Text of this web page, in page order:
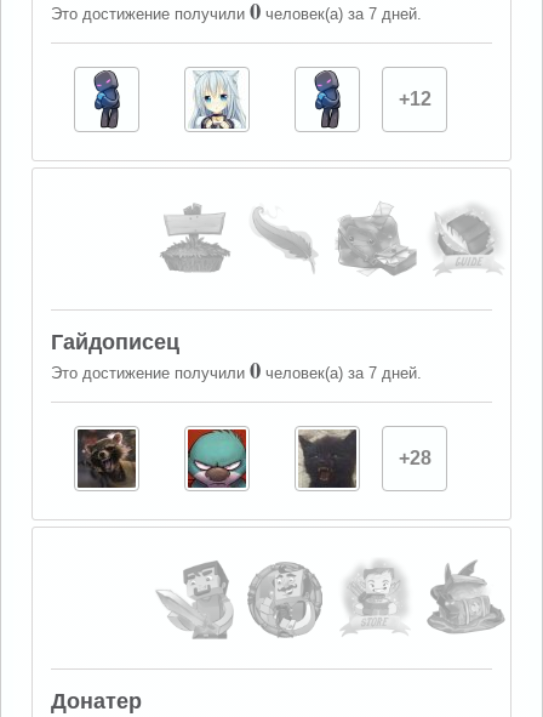
Это достижение получили 0 человек(а) за 7 дней.
+12
Гайдописец
Это достижение получили 0 человек(а) за 7 дней.
+28
Донатер